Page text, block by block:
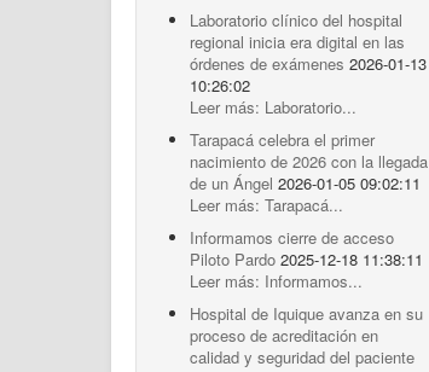
Laboratorio clínico del hospital
regional inicia era digital en las
órdenes de exámenes 2026-01-13
10:26:02
Leer más: Laboratorio...
Tarapacá celebra el primer
nacimiento de 2026 con la llegada
de un Ángel 2026-01-05 09:02:11
Leer más: Tarapacá...
Informamos cierre de acceso
Piloto Pardo 2025-12-18 11:38:11
Leer más: Informamos...
Hospital de Iquique avanza en su
proceso de acreditación en
calidad y seguridad del paciente